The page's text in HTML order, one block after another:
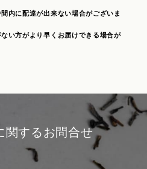
内に配達が出来ない場合がございま
い方がより早くお届けできる場合が
関するお問合せ